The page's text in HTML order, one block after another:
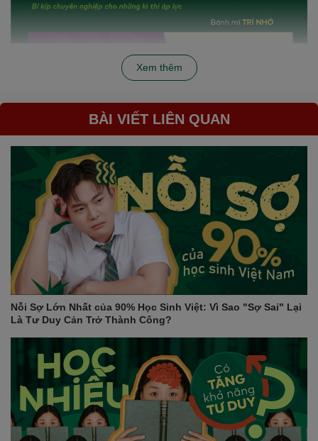
Xem thêm
BÀI VIẾT LIÊN QUAN
Nỗi Sợ Lớn Nhất của 90% Học Sinh Việt: Vì Sao "Sợ Sai" Lại
Là Tư Duy Cản Trở Thành Công?